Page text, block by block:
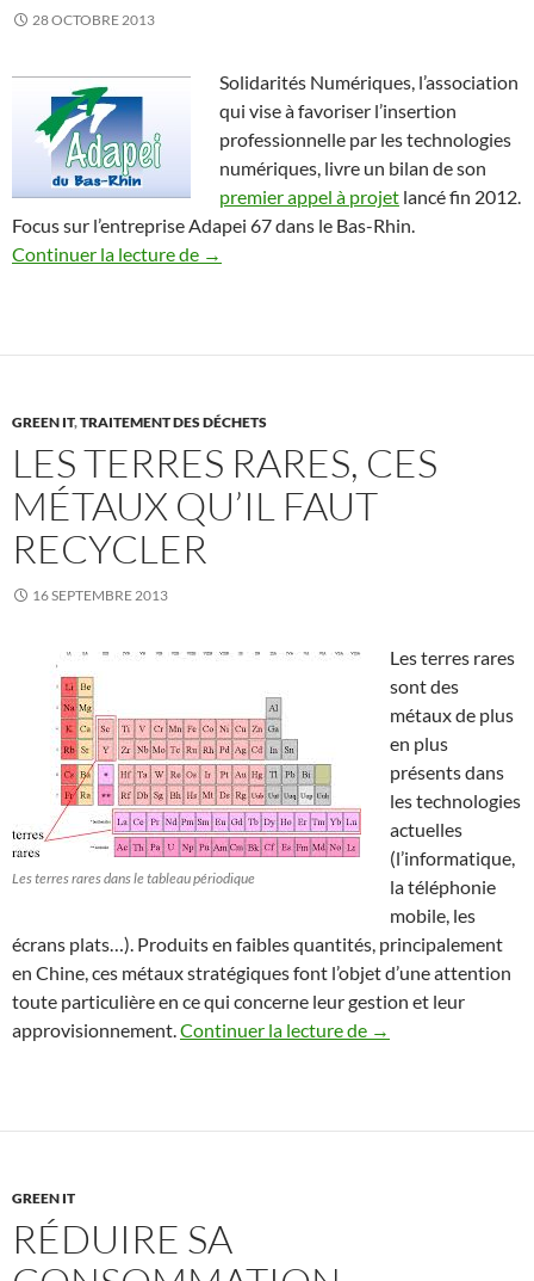
28 OCTOBRE 2013
Solidarités Numériques, l’association
qui vise à favoriser l’insertion
professionnelle par les technologies
numériques, livre un bilan de son
premier appel à projet lancé fin 2012.
Focus sur l’entreprise Adapei 67 dans le Bas-Rhin.
Continuer la lecture de Un projet numérique solidaire !
→
GREEN IT,TRAITEMENT DES DÉCHETS
LES TERRES RARES, CES
MÉTAUX QU’IL FAUT
RECYCLER
16 SEPTEMBRE 2013
Les terres rares dans le tableau périodique
Les terres rares
sont des
métaux de plus
en plus
présents dans
les technologies
actuelles
(l’informatique,
la téléphonie
mobile, les
écrans plats…). Produits en faibles quantités, principalement
en Chine, ces métaux stratégiques font l’objet d’une attention
toute particulière en ce qui concerne leur gestion et leur
approvisionnement.Continuer la lecture de Les Terres Rares,
→
GREEN IT
RÉDUIRE SA